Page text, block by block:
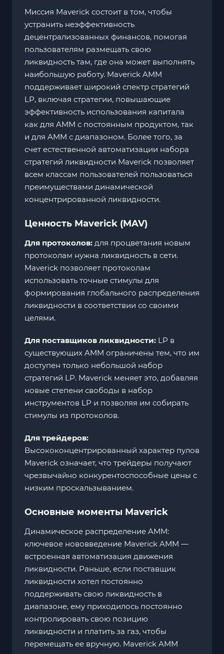
Миссия Maverick состоит в том, чтобы
устранить неэффективность
децентрализованных финансов, помогая
пользователям размещать свою
ликвидность там, где она может выполнять
наибольшую работу. Maverick AMM
поддерживает широкий спектр стратегий
LP, включая стратегии, повышающие
эффективность использования капитала
как для AMM с постоянным продуктом, так
и для AMM с диапазоном. Более того, за
счет естественной автоматизации набора
стратегий ликвидности Maverick позволяет
всем классам пользователей пользоваться
преимуществами динамической
концентрированной ликвидности.
Ценность Maverick (MAV)
Для протоколов: для процветания новым
протоколам нужна ликвидность в сети.
Maverick позволяет протоколам
использовать точные стимулы для
формирования глобального распределения
ликвидности в соответствии со своими
целями.
Для поставщиков ликвидности: LP в
существующих AMM ограничены тем, что им
доступен только небольшой набор
стратегий LP. Maverick меняет это, добавляя
новые степени свободы в набор
инструментов LP и позволяя им собирать
стимулы из протоколов.
Для трейдеров:
Высококонцентрированный характер пулов
Maverick означает, что трейдеры получают
чрезвычайно конкурентоспособные цены с
низким проскальзыванием.
Основные моменты Maverick
Динамическое распределение AMM:
ключевое нововведение Maverick AMM —
встроенная автоматизация движения
ликвидности. Раньше, если поставщик
ликвидности хотел постоянно
поддерживать свою ликвидность в
диапазоне, ему приходилось постоянно
контролировать свою позицию
ликвидности и платить за газ, чтобы
перемещать ее вручную. Maverick AMM